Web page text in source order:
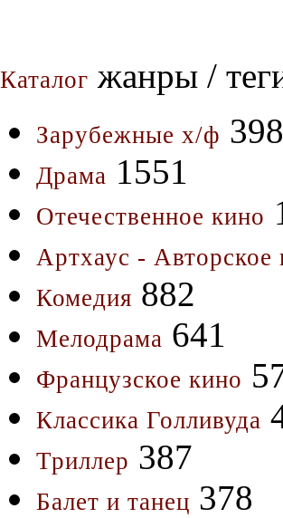
Каталог жанры /
Зарубежные х/ф
Драма 1551
Отечественное кино
Артхаус - Авторское
Комедия 882
Мелодрама 641
Французское кино
Классика Голливуда
Триллер 387
Балет и танец 378